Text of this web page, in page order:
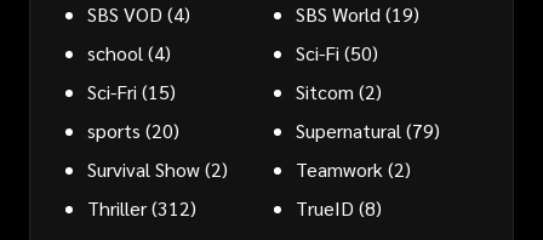
SBS VOD (4) SBS World(19)
school(4) Sci-Fi (50)
Sci-Fri (15) Sitcom (2)
sports (20) Supernatural(79)
Survival Show(2) Teamwork(2)
Thriller(312) TrueID (8)